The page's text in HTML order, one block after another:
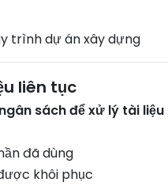
trình dự án xây dựng
liên tục
sách để xử lý tài liệu
đã dùng
khôi phục